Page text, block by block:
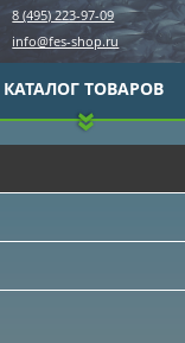
8 (495) 223-97-09
info@fes-shop.ru
КАТАЛОГ ТОВАРОВ